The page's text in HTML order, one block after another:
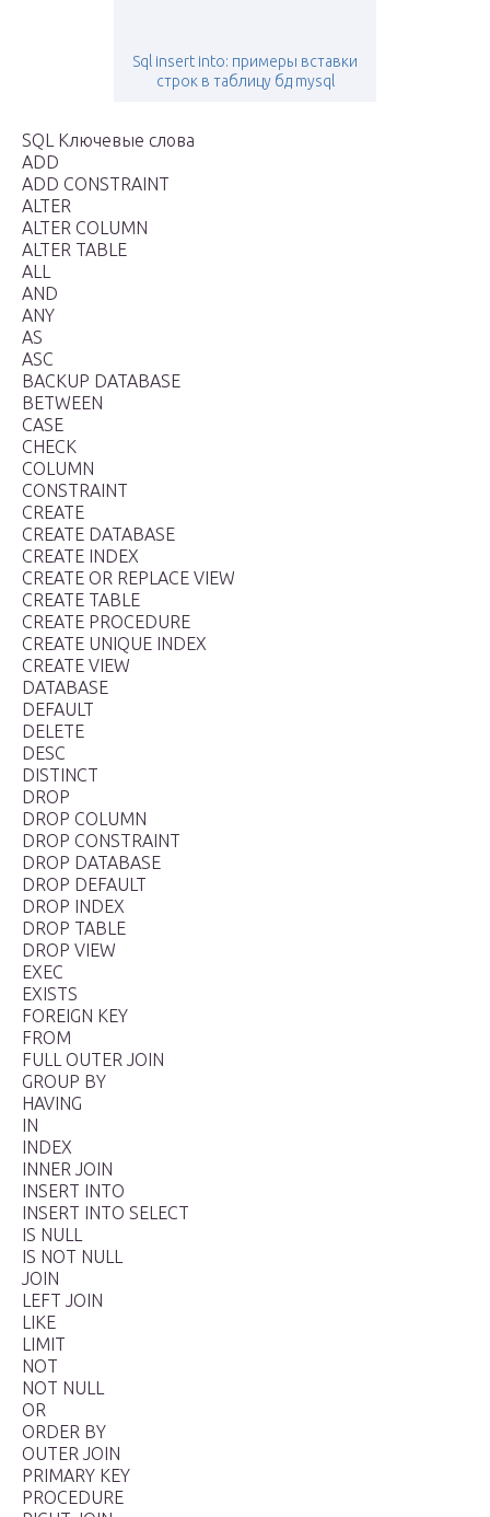
Sql insert into: примеры вставки
строк в таблицу бд mysql
SQL Ключевые слова
ADD
ADD CONSTRAINT
ALTER
ALTER COLUMN
ALTER TABLE
ALL
AND
ANY
AS
ASC
BACKUP DATABASE
BETWEEN
CASE
CHECK
COLUMN
CONSTRAINT
CREATE
CREATE DATABASE
CREATE INDEX
CREATE OR REPLACE VIEW
CREATE TABLE
CREATE PROCEDURE
CREATE UNIQUE INDEX
CREATE VIEW
DATABASE
DEFAULT
DELETE
DESC
DISTINCT
DROP
DROP COLUMN
DROP CONSTRAINT
DROP DATABASE
DROP DEFAULT
DROP INDEX
DROP TABLE
DROP VIEW
EXEC
EXISTS
FOREIGN KEY
FROM
FULL OUTER JOIN
GROUP BY
HAVING
IN
INDEX
INNER JOIN
INSERT INTO
INSERT INTO SELECT
IS NULL
IS NOT NULL
JOIN
LEFT JOIN
LIKE
LIMIT
NOT
NOT NULL
OR
ORDER BY
OUTER JOIN
PRIMARY KEY
PROCEDURE